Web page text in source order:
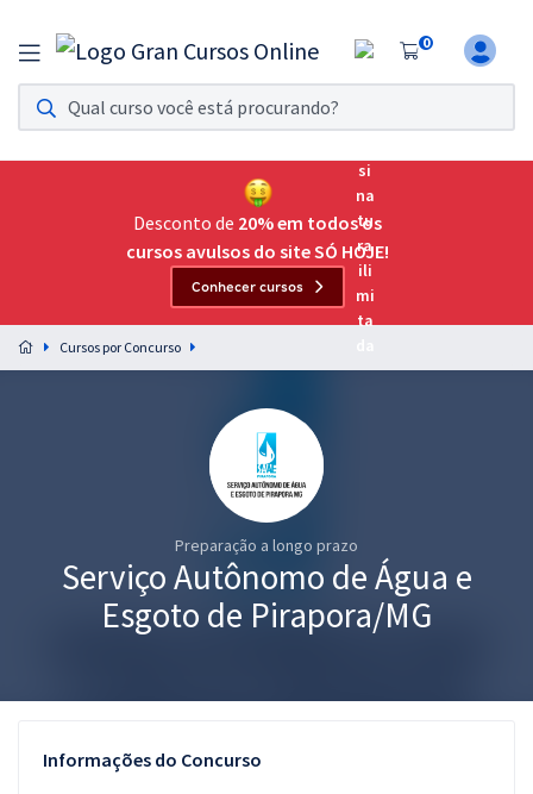
0
Assinatura Ilimitada 11
Acesso a todos os cursos. Teste grátis por 7 dias!
Assinatura OAB Até Passar
Acesso ilimitado a toda preparação para o Exame da
Preparação completa e intensiva para as principais
residências em saúde do Brasil
Graduação
Desconto de 20% em todos os
cursos avulsos do site SÓ HOJE!
Conhecer cursos
Cursos por Concurso
Preparação a longo prazo
Serviço Autônomo de Água e
Esgoto de Pirapora/MG
Informações do Concurso